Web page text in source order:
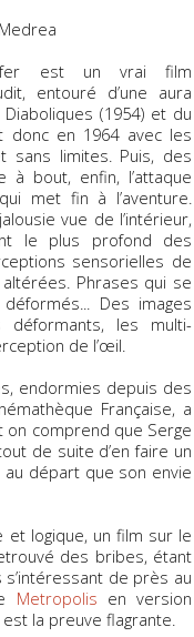
est un vrai film
entouré d’une aura
Diaboliques (1954) et du
donc en 1964 avec les
sans limites. Puis, des
à bout, enfin, l’attaque
met fin à l’aventure.
vue de l’intérieur,
le plus profond des
sensorielles de
altérées. Phrases qui se
Des images
déformants, les multi-
de l’œil.
endormies depuis des
Française, a
on comprend que Serge
de suite d’en faire un
au départ que son envie
et logique, un film sur le
des bribes, étant
de près au
Metropolis en version
la preuve flagrante.